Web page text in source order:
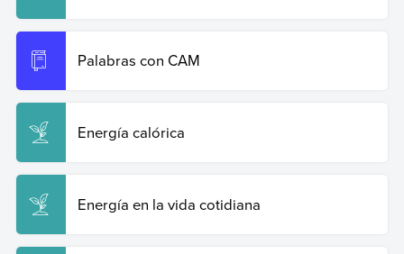
Palabras con CAM
Energía calórica
Energía en la vida cotidiana